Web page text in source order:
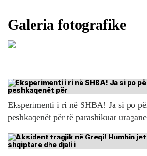
Eksperimenti i ri në SHBA! Ja si po
peshkaqenët për të parashikuar